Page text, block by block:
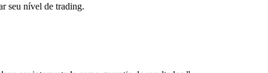
seu nível de trading.